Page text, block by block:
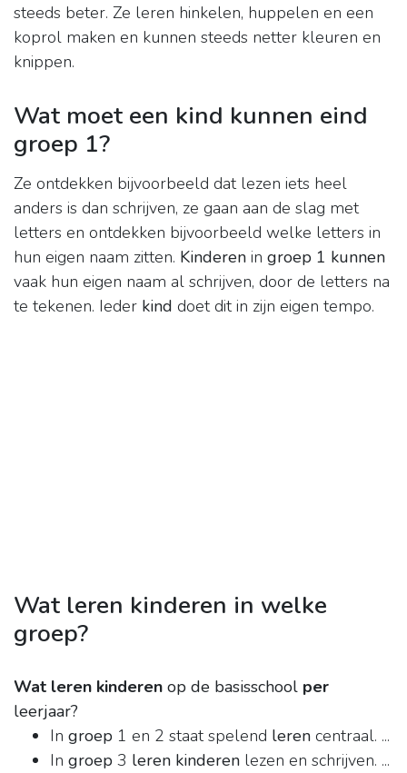
steeds beter. Ze leren hinkelen, huppelen en een
koprol maken en kunnen steeds netter kleuren en
knippen.
Wat moet een kind kunnen eind
groep 1?
Ze ontdekken bijvoorbeeld dat lezen iets heel
anders is dan schrijven, ze gaan aan de slag met
letters en ontdekken bijvoorbeeld welke letters in
hun eigen naam zitten. Kinderen in groep 1 kunnen
vaak hun eigen naam al schrijven, door de letters na
te tekenen. Ieder kind doet dit in zijn eigen tempo.
Wat leren kinderen in welke
groep?
Wat leren kinderen op de basisschool per
leerjaar?
In groep 1 en 2 staat spelend leren centraal. ...
In groep 3 leren kinderen lezen en schrijven. ...